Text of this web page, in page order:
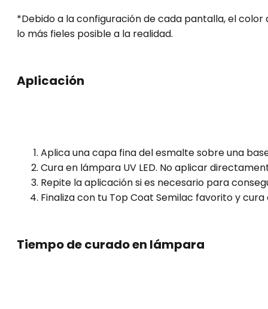
*Debido a la configuración de cada pantalla, el
lo más fieles posible a la realidad.
Aplicación
Aplica una capa fina del esmalte sobre una
Cura en lámpara UV LED. No aplicar
Repite la aplicación si es necesario para
Finaliza con tu Top Coat Semilac favorito y
Tiempo de curado en lámpara